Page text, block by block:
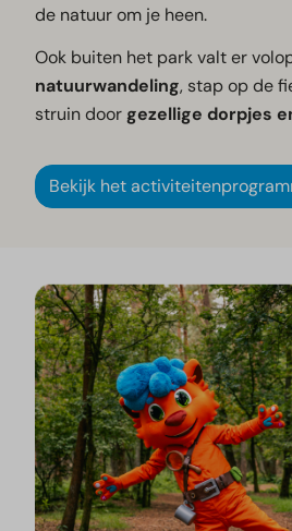
de natuur om je heen.
Ook buiten het park valt er
natuurwandeling, stap op de
struin door gezellige dorpjes
Bekijk het